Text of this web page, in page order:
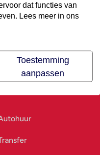
dat functies van
Lees meer in ons
Toestemming
aanpassen